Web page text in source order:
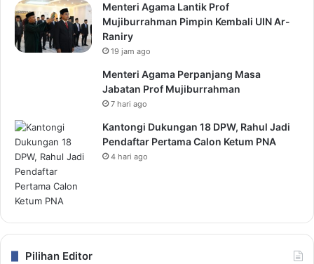
Menteri Agama Lantik Prof
Mujiburrahman Pimpin Kembali UIN Ar-
Raniry
19 jam ago
Menteri Agama Perpanjang Masa
Jabatan Prof Mujiburrahman
7 hari ago
Kantongi Dukungan 18 DPW, Rahul Jadi
Pendaftar Pertama Calon Ketum PNA
4 hari ago
Pilihan Editor